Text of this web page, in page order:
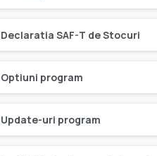
Declaratia SAF-T de Stocuri
Optiuni program
Update-uri program